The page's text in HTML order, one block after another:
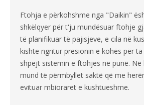
Ftohja e përkohshme nga "Daikin"
shkëlqyer për t'ju mundësuar ftohje
të planifikuar të pajisjeve, e cila në
kishte ngritur presionin e kohës për
shpejt sistemin e ftohjes në punë. Në
mund të përmbyllet saktë që me
evituar mbioraret e kushtueshme.